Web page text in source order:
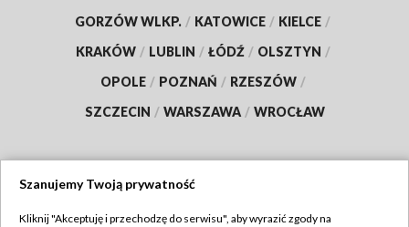
GORZÓW WLKP. / KATOWICE / KIELCE /
KRAKÓW / LUBLIN / ŁÓDŹ / OLSZTYN /
OPOLE / POZNAŃ / RZESZÓW /
SZCZECIN / WARSZAWA / WROCŁAW
Szanujemy Twoją prywatność
Kliknij "Akceptuję i przechodzę do serwisu", aby wyrazić zgody na